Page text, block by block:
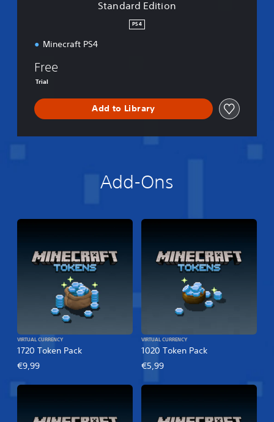
Standard Edition
PS4
Minecraft PS4
Free
Trial
Add to Library
Add-Ons
1720 Token Pack
VIRTUAL CURRENCY
€9,99
1020 Token Pack
VIRTUAL CURRENCY
€5,99